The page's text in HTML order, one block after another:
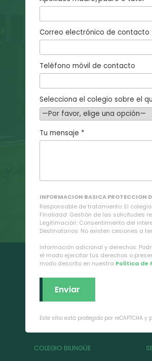
Correo electrónico de contacto
Teléfono móvil de contacto
Selecciona el colegio sobre el
Tu mensaje *
INFORMACION BASICA PROTECCION
Responsable de tratamiento: El
Finalidad: Gestión de las solicitudes
Legitimación: Consentimiento del
Destinatarios: No existen cesiones a
Información adicional y derechos:
el modo ejercitar tus derechos o
modo descrito en nuestra Política de
Este sitio está protegido por reCAPTCHA y
COLEGIO BILINGÜE